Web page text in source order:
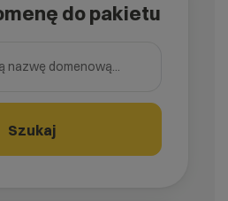
do pakietu
Szukaj